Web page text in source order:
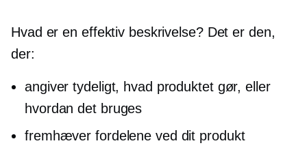
Hvad er en effektiv beskrivelse? Det er den,
der:
angiver tydeligt, hvad produktet gør, eller
hvordan det bruges
fremhæver fordelene ved dit produkt